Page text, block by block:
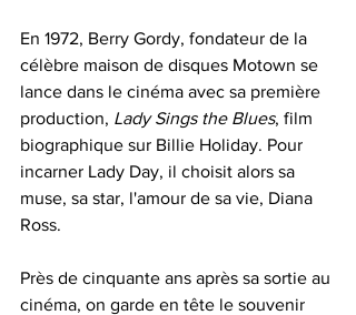
En 1972, Berry Gordy, fondateur de la
célèbre maison de disques Motown se
lance dans le cinéma avec sa première
production, Lady Sings the Blues, film
biographique sur Billie Holiday. Pour
incarner Lady Day, il choisit alors sa
muse, sa star, l'amour de sa vie, Diana
Ross.
Près de cinquante ans après sa sortie au
cinéma, on garde en tête le souvenir